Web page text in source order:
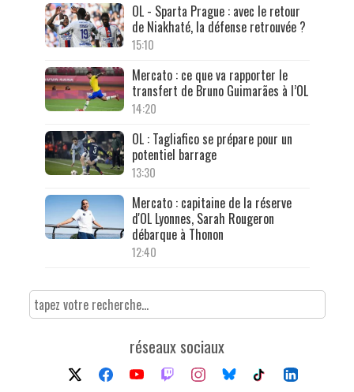
OL - Sparta Prague : avec le retour
de Niakhaté, la défense retrouvée ?
15:10
Mercato : ce que va rapporter le
transfert de Bruno Guimarães à l’OL
14:20
OL : Tagliafico se prépare pour un
potentiel barrage
13:30
Mercato : capitaine de la réserve
d'OL Lyonnes, Sarah Rougeron
débarque à Thonon
12:40
réseaux sociaux